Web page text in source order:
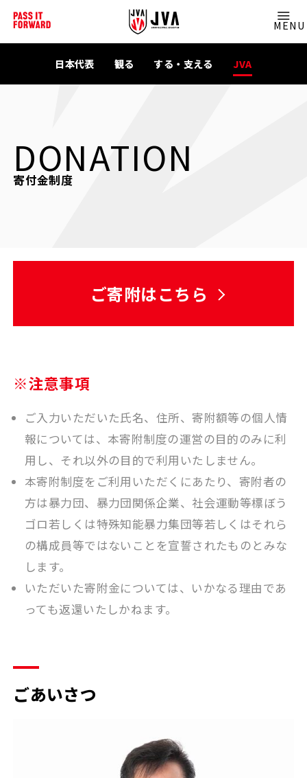
MENU
日本代表 観る する・支える JVA
DONATION
寄付金制度
ご寄附はこちら
※注意事項
ご入力いただいた氏名、住所、寄附額等の個人情
報については、本寄附制度の運営の目的のみに利
用し、それ以外の目的で利用いたしません。
本寄附制度をご利用いただくにあたり、寄附者の
方は暴力団、暴力団関係企業、社会運動等標ぼう
ゴロ若しくは特殊知能暴力集団等若しくはそれら
の構成員等ではないことを宣誓されたものとみな
します。
いただいた寄附金については、いかなる理由であ
っても返還いたしかねます。
ごあいさつ